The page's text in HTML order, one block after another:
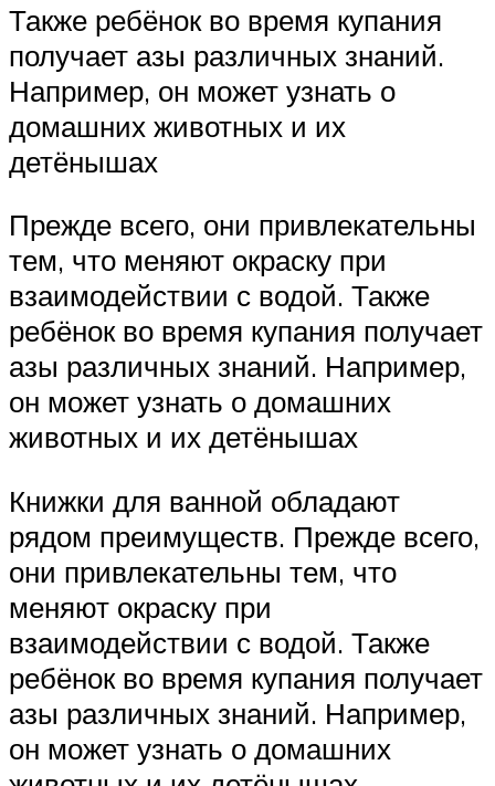
Также ребёнок во время купания
получает азы различных знаний.
Например, он может узнать о
домашних животных и их
детёнышах
Прежде всего, они привлекательны
тем, что меняют окраску при
взаимодействии с водой. Также
ребёнок во время купания получает
азы различных знаний. Например,
он может узнать о домашних
животных и их детёнышах
Книжки для ванной обладают
рядом преимуществ. Прежде всего,
они привлекательны тем, что
меняют окраску при
взаимодействии с водой. Также
ребёнок во время купания получает
азы различных знаний. Например,
он может узнать о домашних